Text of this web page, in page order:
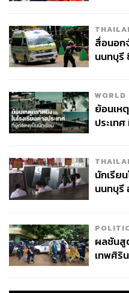
ภายในงาน 2018 Taichung
เป็น 3 โซนคือ
30.04 เฮกตาร์ หรือประมาณ
สัมผัสกับศิลปะที่เกิดจากการ
และมนุษย์ ตลอดจนเข้าใจถึ
ระบบนิเวศ
สื่อนอก
นนทบุรี
WORLD
ย้อนเห
ประเท
นักเรีย
นนทบุรี
ผลชันสู
เทพศิริ